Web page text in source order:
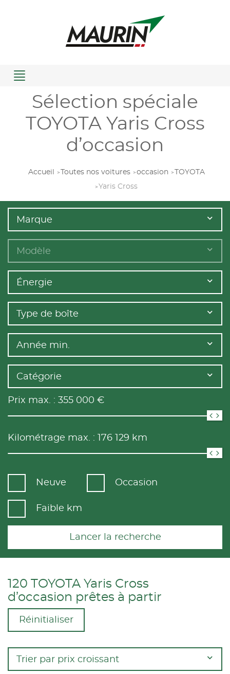
Menu
Sélection spéciale
TOYOTA Yaris Cross
d’occasion
Accueil Toutes nos voitures occasion
TOYOTA
Yaris Cross
Marque
Modèle
Énergie
Type de boîte
Année min.
Catégorie
Prix max. : 355 000 €
Kilométrage max. : 176 129 km
Neuve Occasion
Faible km
Lancer la recherche
120 TOYOTA Yaris Cross
d’occasion prêtes à partir
Réinitialiser
Trier par prix croissant